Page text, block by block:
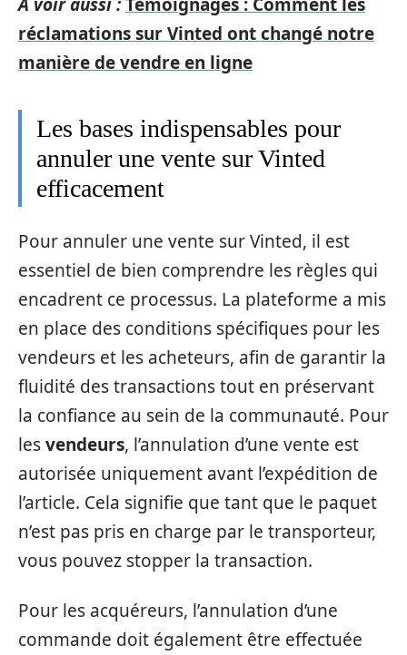
réclamations sur Vinted ont changé notre
manière de vendre en ligne
Les bases indispensables pour
annuler une vente sur Vinted
efficacement
Pour annuler une vente sur Vinted, il est
essentiel de bien comprendre les règles qui
encadrent ce processus. La plateforme a mis
en place des conditions spécifiques pour les
vendeurs et les acheteurs, afin de garantir la
fluidité des transactions tout en préservant
la confiance au sein de la communauté. Pour
lesvendeurs, l’annulation d’une vente est
autorisée uniquement avant l’expédition de
l’article. Cela signifie que tant que le paquet
n’est pas pris en charge par le transporteur,
vous pouvez stopper la transaction.
Pour les acquéreurs, l’annulation d’une
commande doit également être effectuée